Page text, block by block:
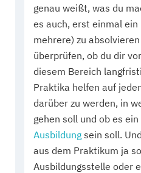
genau weißt, was du
es auch, erst einmal
mehrere) zu
überprüfen, ob du dir
diesem Bereich
Praktika helfen auf
darüber zu werden, in
gehen soll und ob es ein
Ausbildung sein soll.
aus dem Praktikum ja
Ausbildungsstelle oder